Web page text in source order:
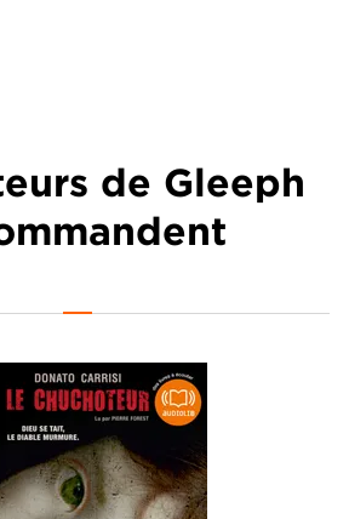
de Gleeph